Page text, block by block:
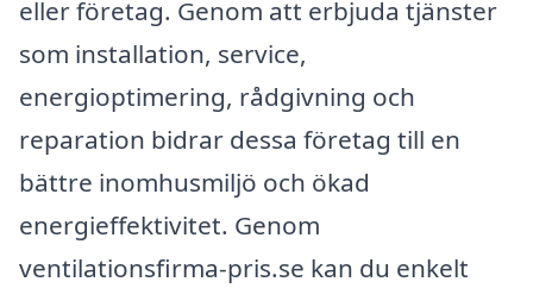
eller företag. Genom att erbjuda tjänster
som installation, service,
energioptimering, rådgivning och
reparation bidrar dessa företag till en
bättre inomhusmiljö och ökad
energieffektivitet. Genom
ventilationsfirma-pris.se kan du enkelt